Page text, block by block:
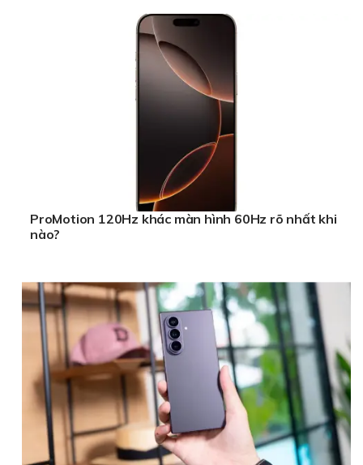
ProMotion 120Hz khác màn hình 60Hz rõ nhất khi
nào?